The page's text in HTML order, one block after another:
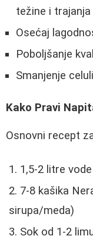
težine i trajanja
Osećaj
Poboljšanje
Smanjenje
Kako Pravi
Osnovni recept
1,5-2 litre vode
7-8 kašika
sirupa/meda)
Sok od 1-2